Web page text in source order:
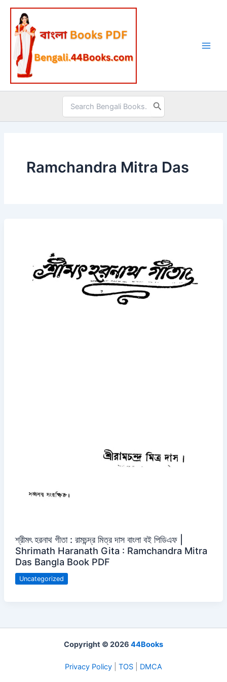
Skip
content
Search
for:
Ramchandra Mitra Das
শ্রীমৎ হরনাথ গীতা : রামচন্দ্র মিত্র দাস বাংলা বই পিডিএফ |
Shrimath Haranath Gita : Ramchandra Mitra
Das Bangla Book PDF
Uncategorized
Copyright © 2026 44Books
Privacy Policy TOS DMCA